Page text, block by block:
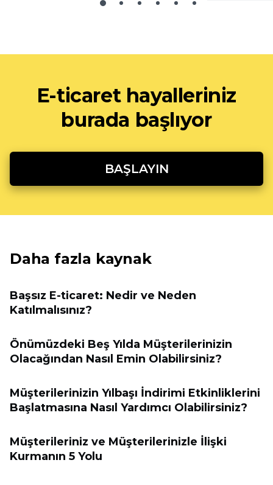
E-ticaret hayalleriniz
burada başlıyor
BAŞLAYIN
Daha fazla kaynak
Başsız E-ticaret: Nedir ve Neden
Katılmalısınız?
Önümüzdeki Beş Yılda Müşterilerinizin
Olacağından Nasıl Emin Olabilirsiniz?
Müşterilerinizin Yılbaşı İndirimi Etkinliklerini
Başlatmasına Nasıl Yardımcı Olabilirsiniz?
Müşterileriniz ve Müşterilerinizle İlişki
Kurmanın 5 Yolu